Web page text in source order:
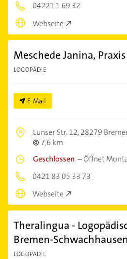
04221 1 69 32
Webseite
Meschede Janina,
LOGOPÄDIE
E-Mail
Lunser Str. 12,28279
7,6 km
Geschlossen –Öffnet
0421 83 05 33 73
Webseite
Theralingua -
Bremen-Schwachhausen
LOGOPÄDIE